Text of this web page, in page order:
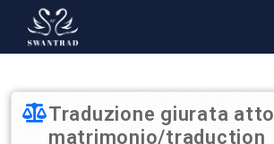
Traduzione giurata atto
matrimonio/traduction